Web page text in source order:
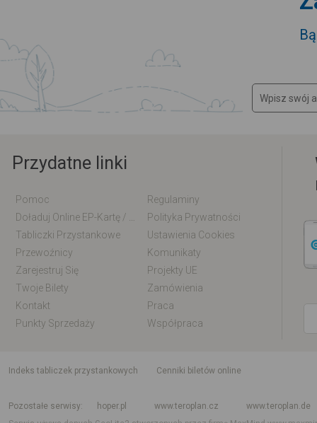
Przydatne linki
Pomoc
Regulaminy
Polityka Prywatności
Tabliczki Przystankowe
Ustawienia Cookies
Przewoźnicy
Komunikaty
Zarejestruj Się
Projekty UE
Twoje Bilety
Zamówienia
Kontakt
Praca
Punkty Sprzedaży
Współpraca
indeks tabliczek przystankowych
Cenniki biletów online
Pozostałe serwisy
hoper.pl www.teroplan.cz
www.teroplan.de